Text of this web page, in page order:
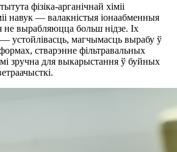
фізіка-арганічнай хіміі
навук — валакністыя іонаабменныя
не вырабляюцца больш нідзе. Іх
— устойлівасць, магчымасць вырабу ў
стварэнне фільтравальных
зручна для выкарыстання ў буйных